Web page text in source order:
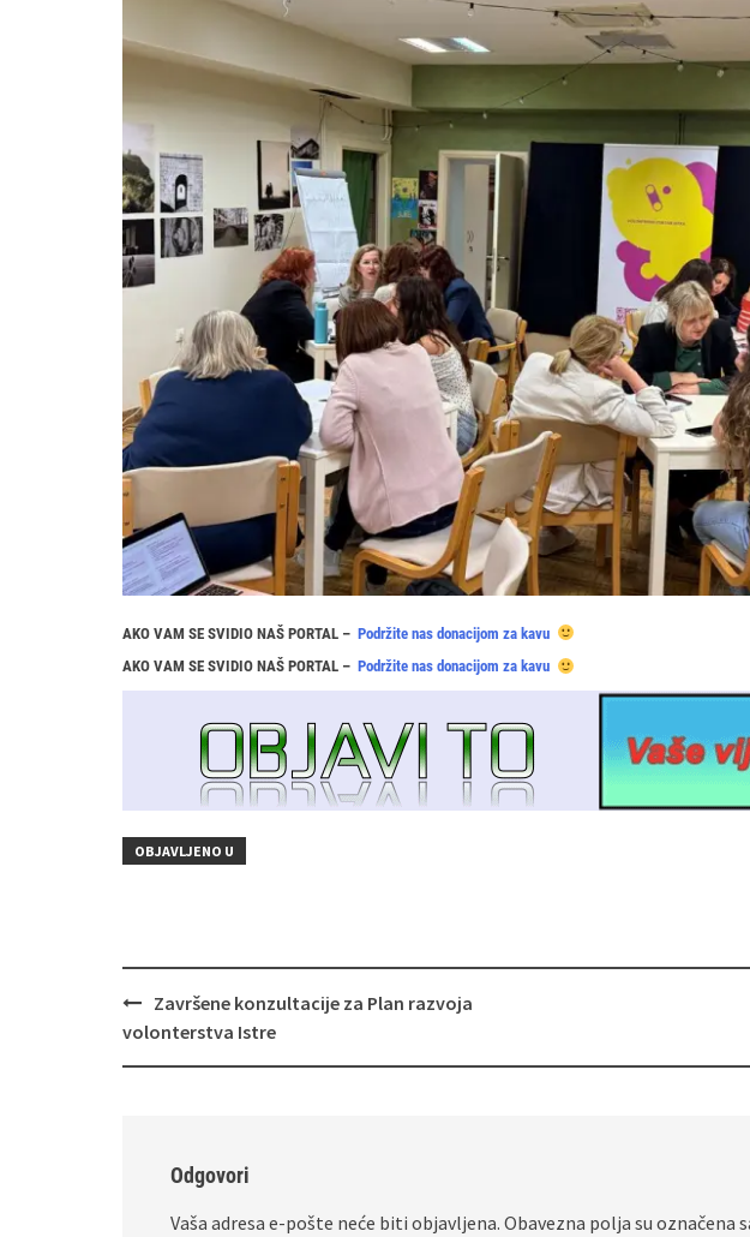
AKO VAM SE SVIDIO NAŠ PORTAL – Podržite nas donacijom za kavu
AKO VAM SE SVIDIO NAŠ PORTAL – Podržite nas donacijom za kavu
OBJAVLJENO U
Navigacija
objava
Završene konzultacije za Plan razvoja
volonterstva Istre
Odgovori
Vaša adresa e-pošte neće biti objavljena. Obavezna polja su označena